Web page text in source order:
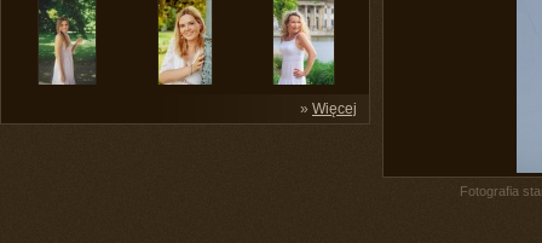
» Więcej
Fotografia